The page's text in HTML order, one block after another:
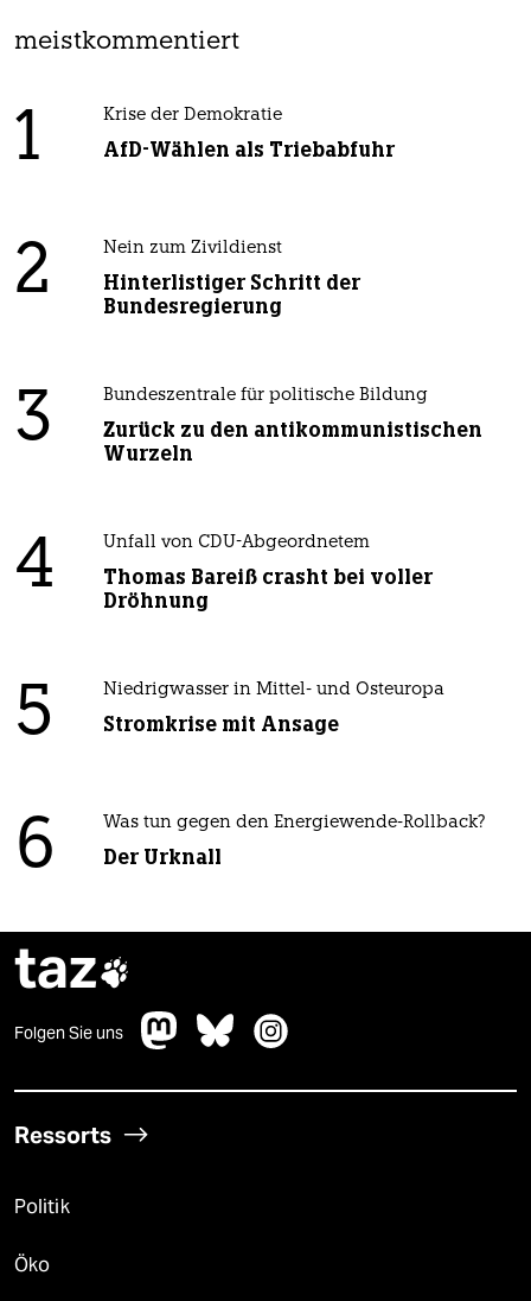
meistkommentiert
1 Krise der Demokratie
AfD-Wählen als Triebabfuhr
2 Nein zum Zivildienst
Hinterlistiger Schritt der
Bundesregierung
3 Bundeszentrale für politische Bildung
Zurück zu den antikommunistischen
Wurzeln
4 Unfall von CDU-Abgeordnetem
Thomas Bareiß crasht bei voller
Dröhnung
5 Niedrigwasser in Mittel- und Osteuropa
Stromkrise mit Ansage
6 Was tun gegen den Energiewende-Rollback?
Der Urknall
taz
Folgen Sie uns
Ressorts
Politik
Öko